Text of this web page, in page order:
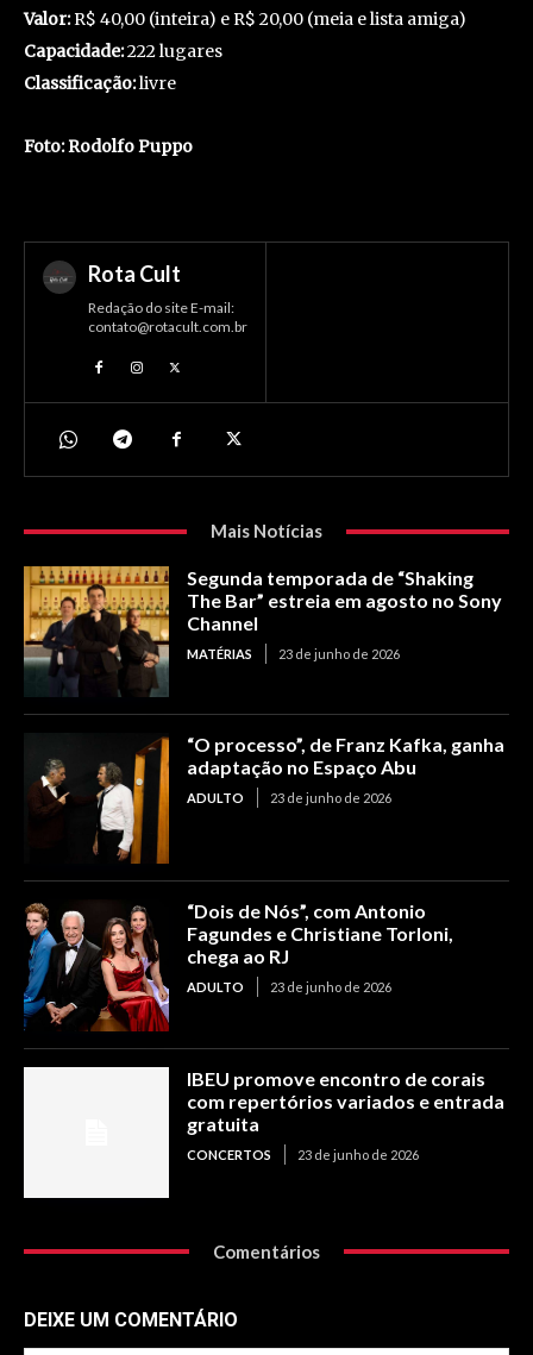
Valor:R$ 40,00 (inteira) e R$ 20,00 (meia e lista amiga)
Capacidade:222 lugares
Classificação:livre
Foto: Rodolfo Puppo
Rota Cult
Redação do site E-mail:
contato@rotacult.com.br
Mais Notícias
Segunda temporada de “Shaking
The Bar” estreia em agosto no Sony
Channel
MATÉRIAS 23 de junho de 2026
“O processo”, de Franz Kafka, ganha
adaptação no Espaço Abu
ADULTO 23 de junho de 2026
“Dois de Nós”, com Antonio
Fagundes e Christiane Torloni,
chega ao RJ
ADULTO 23 de junho de 2026
IBEU promove encontro de corais
com repertórios variados e entrada
gratuita
CONCERTOS 23 de junho de 2026
Comentários
DEIXE UM COMENTÁRIO